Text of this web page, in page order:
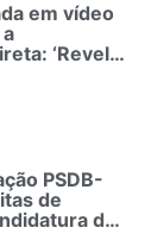
em vídeo
‘Revela
PSDB-
de
de